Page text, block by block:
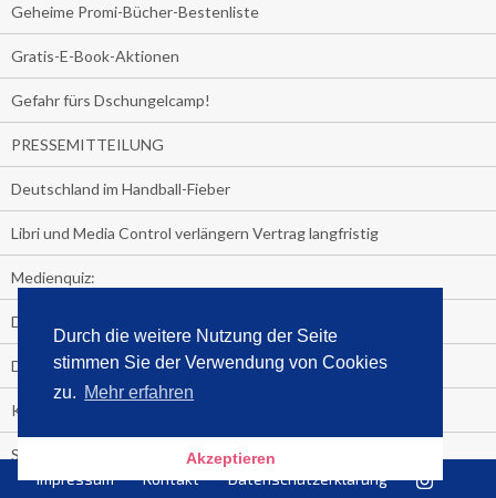
Durch die weitere Nutzung der Seite
stimmen Sie der Verwendung von Cookies
zu. Mehr erfahren
Akzeptieren
Geheime Promi-Bücher-Bestenliste
Gratis-E-Book-Aktionen
Gefahr fürs Dschungelcamp!
PRESSEMITTEILUNG
Deutschland im Handball-Fieber
Libri und Media Control verlängern Vertrag langfristig
Medienquiz:
Deutschlands Jahrescharts 2018
Die TV-Quotenkönige 2018
KNV und Media Control verlängern vorzeitig Zusammenarbeit
STRENG VERTRAULICH
Impressum Kontakt Datenschutzerklärung